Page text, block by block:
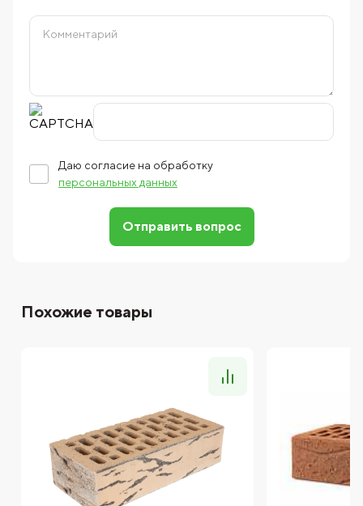
Даю согласие на обработку
персональных данных
Отправить вопрос
Похожие товары